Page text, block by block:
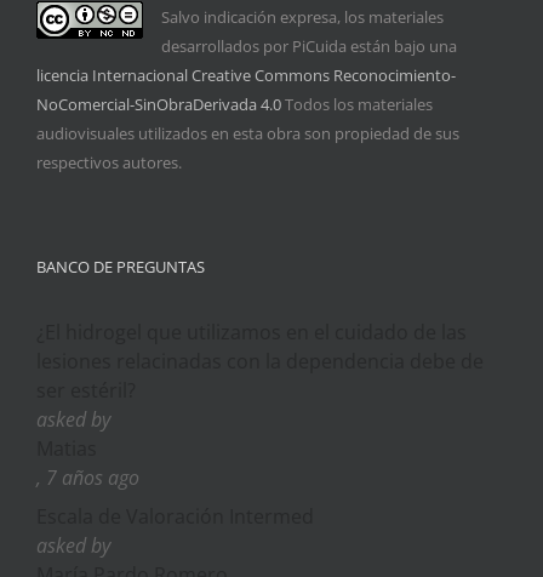
Salvo indicación expresa, los materiales
desarrollados por PiCuida están bajo una
licencia Internacional Creative Commons Reconocimiento-
NoComercial-SinObraDerivada 4.0Todos los materiales
audiovisuales utilizados en esta obra son propiedad de sus
respectivos autores.
BANCO DE PREGUNTAS
asked by
, 7 años ago
asked by